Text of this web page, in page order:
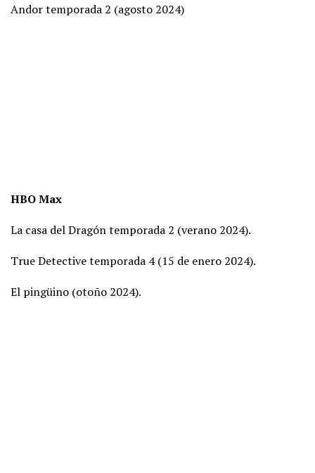
Andor temporada 2 (agosto 2024)
HBO Max
La casa del Dragón temporada 2 (verano 2024).
True Detective temporada 4 (15 de enero 2024).
El pingüino (otoño 2024).